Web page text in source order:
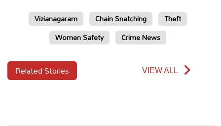
Vizianagaram Chain Snatching
Theft
Women Safety
Crime News
Related Stories VIEW ALL